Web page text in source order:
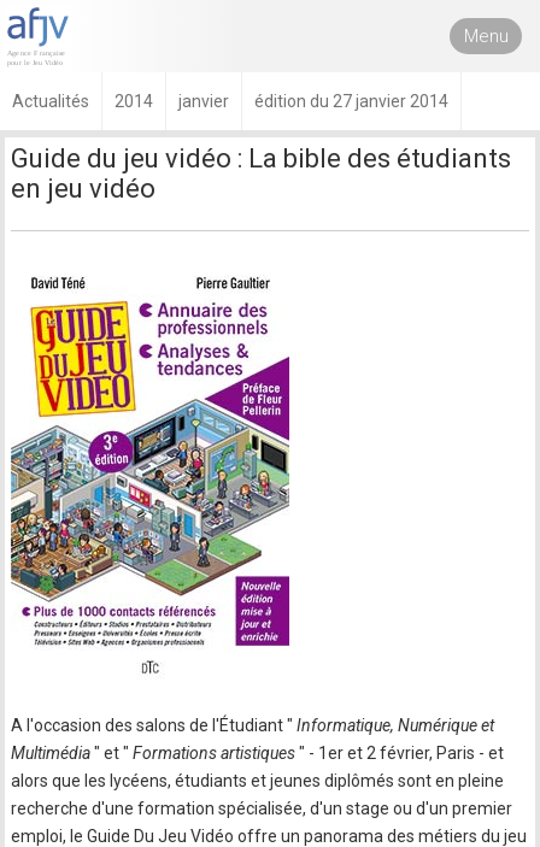
Menu
Actualités 2014 janvier édition du 27 janvier 2014
Guide du jeu vidéo : La bible des étudiants
en jeu vidéo
A l'occasion des salons de l'Étudiant " Informatique, Numérique et
Multimédia" et " Formations artistiques" - 1er et 2 février, Paris - et
alors que les lycéens, étudiants et jeunes diplômés sont en pleine
recherche d'une formation spécialisée, d'un stage ou d'un premier
emploi, le Guide Du Jeu Vidéo offre un panorama des métiers du jeu